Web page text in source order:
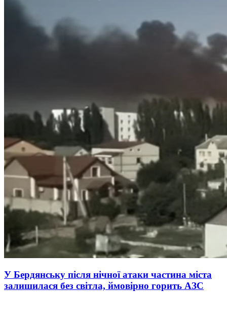
У Бердянську після нічної атаки частина міста
залишилася без світла, ймовірно горить АЗС